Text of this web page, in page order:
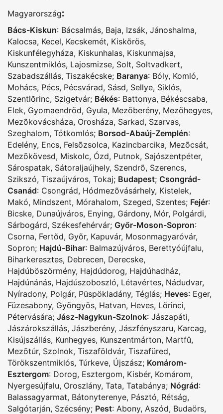
Magyarország:
Bács-Kiskun: Bácsalmás, Baja, Izsák, Jánoshalma,
Kalocsa, Kecel, Kecskemét, Kiskõrös,
Kiskunfélegyháza, Kiskunhalas, Kiskunmajsa,
Kunszentmiklós, Lajosmizse, Solt, Soltvadkert,
Szabadszállás, Tiszakécske; Baranya: Bóly, Komló,
Mohács, Pécs, Pécsvárad, Sásd, Sellye, Siklós,
Szentlõrinc, Szigetvár; Békés: Battonya, Békéscsaba,
Elek, Gyomaendrõd, Gyula, Mezõberény, Mezõhegyes,
Mezõkovácsháza, Orosháza, Sarkad, Szarvas,
Szeghalom, Tótkomlós; Borsod-Abaúj-Zemplén:
Edelény, Encs, Felsõzsolca, Kazincbarcika, Mezõcsát,
Mezõkövesd, Miskolc, Ózd, Putnok, Sajószentpéter,
Sárospatak, Sátoraljaújhely, Szendrõ, Szerencs,
Szikszó, Tiszaújváros, Tokaj; Budapest; Csongrád-
Csanád: Csongrád, Hódmezõvásárhely, Kistelek,
Makó, Mindszent, Mórahalom, Szeged, Szentes; Fejér:
Bicske, Dunaújváros, Enying, Gárdony, Mór, Polgárdi,
Sárbogárd, Székesfehérvár; Győr-Moson-Sopron:
Csorna, Fertõd, Gyõr, Kapuvár, Mosonmagyaróvár,
Sopron; Hajdú-Bihar: Balmazújváros, Berettyóújfalu,
Biharkeresztes, Debrecen, Derecske,
Hajdúböszörmény, Hajdúdorog, Hajdúhadház,
Hajdúnánás, Hajdúszoboszló, Létavértes, Nádudvar,
Nyíradony, Polgár, Püspökladány, Téglás; Heves: Eger,
Füzesabony, Gyöngyös, Hatvan, Heves, Lõrinci,
Pétervására; Jász-Nagykun-Szolnok: Jászapáti,
Jászárokszállás, Jászberény, Jászfényszaru, Karcag,
Kisújszállás, Kunhegyes, Kunszentmárton, Martfû,
Mezõtúr, Szolnok, Tiszaföldvár, Tiszafüred,
Törökszentmiklós, Túrkeve, Újszász; Komárom-
Esztergom: Dorog, Esztergom, Kisbér, Komárom,
Nyergesújfalu, Oroszlány, Tata, Tatabánya; Nógrád:
Balassagyarmat, Bátonyterenye, Pásztó, Rétság,
Salgótarján, Szécsény; Pest: Abony, Aszód, Budaörs,